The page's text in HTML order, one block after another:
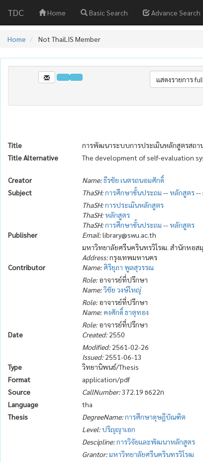
TDC Home Basic Search Advance Search
Home Not ThaiLIS Member
Title
การพัฒนาระบบการประเมินหลักสูตรสถา
Title Alternative
The development of self-evaluation
Creator Name:ธีรชัย เนตรถนอมศักดิ์
Subject
ThaSH:การศึกษาขั้นประถม --หลักสูตร--
ThaSH:การประเมินหลักสูตร
ThaSH:หลักสูตร
ThaSH:การศึกษาขั้นประถม --หลักสูตร
Publisher
Email:library@swu.ac.th
มหาวิทยาลัยศรีนครินทรวิโรฒ. สำนักหอส
Address:กรุงเทพมหานคร
Contributor
Name: ศิริยุภา พูลสุวรรณ
Role: อาจารย์ที่ปรึกษา
Name:วิชัย วงษ์ใหญ่
Role: อาจารย์ที่ปรึกษา
Name: คงศักดิ์ ธาตุทอง
Role: อาจารย์ที่ปรึกษา
Date
Created: 2550
Modified: 2561-02-26
Issued: 2551-06-13
Type
วิทยานิพนธ์/Thesis
Format
application/pdf
Source
CallNumber:372.19 ธ622ก
Language
tha
Thesis
DegreeName:การศึกษาดุษฎีบัณฑิต
Level:ปริญญาเอก
Descipline:การวิจัยและพัฒนาหลักสูตร
Grantor:มหาวิทยาลัยศรีนครินทรวิโรฒ